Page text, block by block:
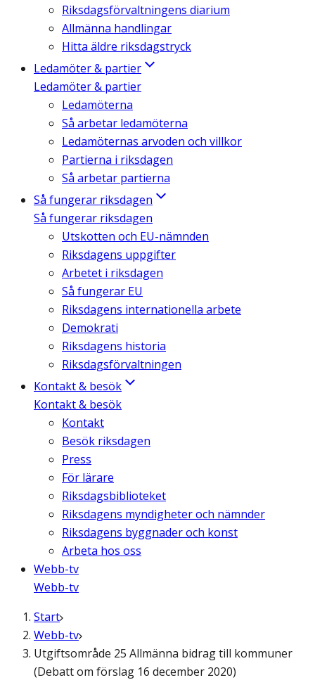
Riksdagsförvaltningens diarium
Allmänna handlingar
Hitta äldre riksdagstryck
Ledamöter & partier
Ledamöter & partier
Ledamöterna
Så arbetar ledamöterna
Ledamöternas arvoden och villkor
Partierna i riksdagen
Så arbetar partierna
Så fungerar riksdagen
Så fungerar riksdagen
Utskotten och EU-nämnden
Riksdagens uppgifter
Arbetet i riksdagen
Så fungerar EU
Riksdagens internationella arbete
Demokrati
Riksdagens historia
Riksdagsförvaltningen
Kontakt & besök
Kontakt & besök
Kontakt
Besök riksdagen
Press
För lärare
Riksdagsbiblioteket
Riksdagens myndigheter och nämnder
Riksdagens byggnader och konst
Arbeta hos oss
Webb-tv
Webb-tv
Start
Webb-tv
Utgiftsområde 25 Allmänna bidrag till kommuner
(Debatt om förslag 16 december 2020)